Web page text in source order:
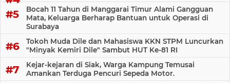
Bocah 11 Tahun di Manggarai Timur Alami Gangguan
Mata, Keluarga Berharap Bantuan untuk Operasi di
Surabaya
Tokoh Muda Dile dan Mahasiswa KKN STPM Luncurkan
"Minyak Kemiri Dile" Sambut HUT Ke-81 RI
Kejar-kejaran di Siak, Warga Kampung Temusai
Amankan Terduga Pencuri Sepeda Motor.